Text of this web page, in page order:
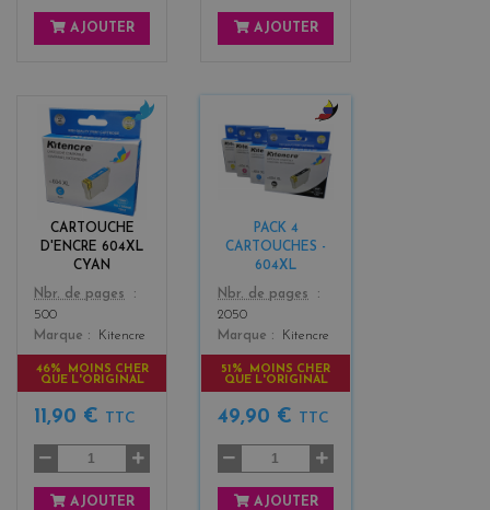
AJOUTER AJOUTER
CARTOUCHE
D'ENCRE 604XL
CYAN
Color
y
a
n
Nbr. de pages
500
Marque
Kitencre
46% MOINS CHER
QUE L'ORIGINAL
11,90 € TTC
AJOUTER
PACK 4
CARTOUCHES -
604XL
Color
b
l
c
+
Nbr. de pages
2050
Marque
Kitencre
51% MOINS CHER
QUE L'ORIGINAL
49,90 € TTC
AJOUTER